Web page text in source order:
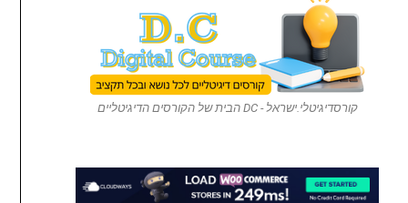
קורסדיגיטלי.ישראל - DC הבית של הקורסים הדיגיטליים